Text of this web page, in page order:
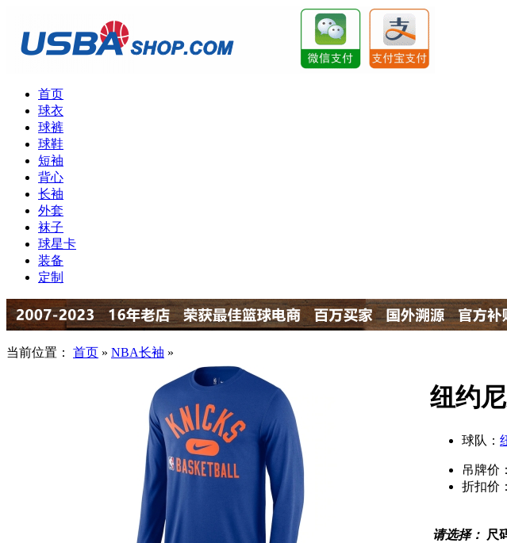
首页
球衣
球裤
球鞋
短袖
背心
长袖
外套
袜子
球星卡
装备
定制
当前位置： 首页 » NBA长袖 »
纽约
球队：
吊牌价：
折扣价：
请选择： 尺